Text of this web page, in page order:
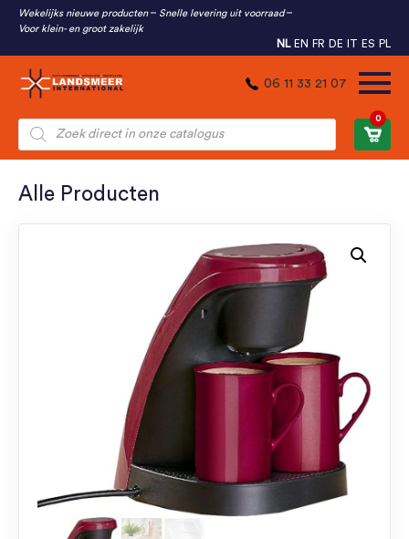
Wekelijks nieuwe producten
Snelle levering uit voorraad
Voor klein- en groot zakelijk
NL EN FR DE IT ES PL
06 11 33 21 07
Producten
zoeken
0
Alle Producten